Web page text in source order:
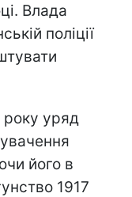
Влада
поліції
року уряд
його в
1917